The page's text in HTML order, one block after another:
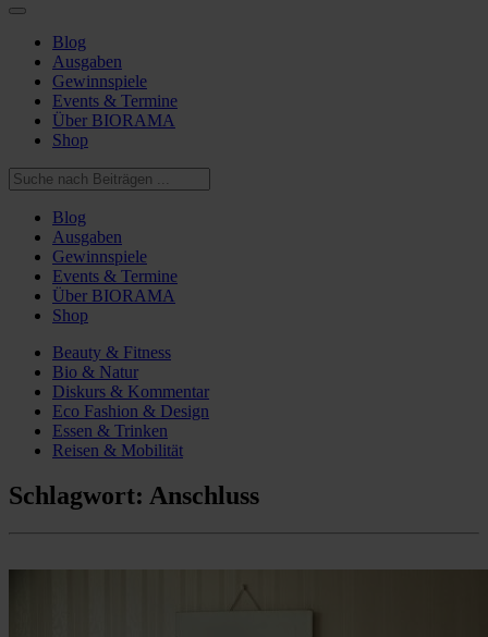
Blog
Ausgaben
Gewinnspiele
Events & Termine
Über BIORAMA
Shop
Blog
Ausgaben
Gewinnspiele
Events & Termine
Über BIORAMA
Shop
Beauty & Fitness
Bio & Natur
Diskurs & Kommentar
Eco Fashion & Design
Essen & Trinken
Reisen & Mobilität
Schlagwort: Anschluss